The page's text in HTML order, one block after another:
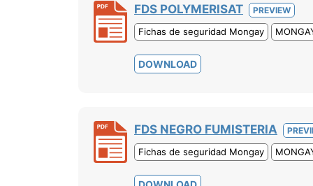
FDS POLYMERISAT PREVIEW
Fichas de seguridad Mongay
DOWNLOAD
FDS NEGRO FUMISTERIA
Fichas de seguridad Mongay